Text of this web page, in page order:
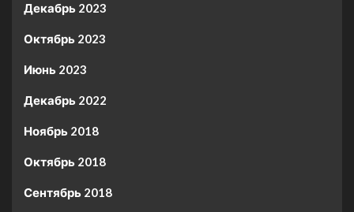
Декабрь 2023
Октябрь 2023
Июнь 2023
Декабрь 2022
Ноябрь 2018
Октябрь 2018
Сентябрь 2018